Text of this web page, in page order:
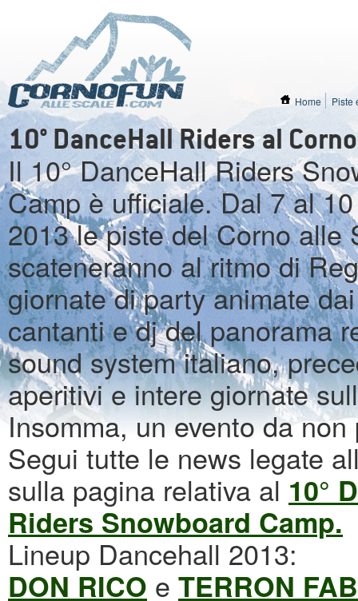
Home Piste
10° DanceHall Riders al
Il 10° DanceHall Riders
Camp è ufficiale. Dal 7 al
2013 le piste del Corno alle
scatenerannoal ritmo di
giornate di party animate
cantanti e dj del panorama
sound system italiano,
aperitivi e intere giornate
Insomma, un evento da non
Segui tutte le news legate
sulla pagina relativa al 10°
Riders Snowboard Camp.
Lineup Dancehall 2013:
DON RICO e TERRON